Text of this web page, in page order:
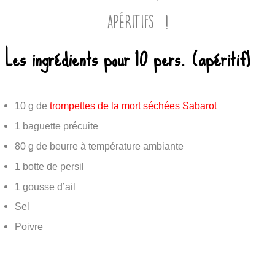
APÉRITIFS !
Les ingrédients pour 10 pers. (apéritif)
10 g de trompettes de la mort séchées Sabarot
1 baguette précuite
80 g de beurre à température ambiante
1 botte de persil
1 gousse d’ail
Sel
Poivre